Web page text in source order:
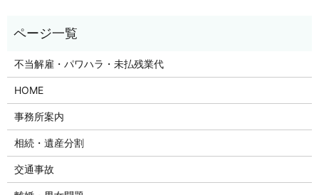
不当解雇・パワハラ・未払残業代
HOME
事務所案内
相続・遺産分割
交通事故